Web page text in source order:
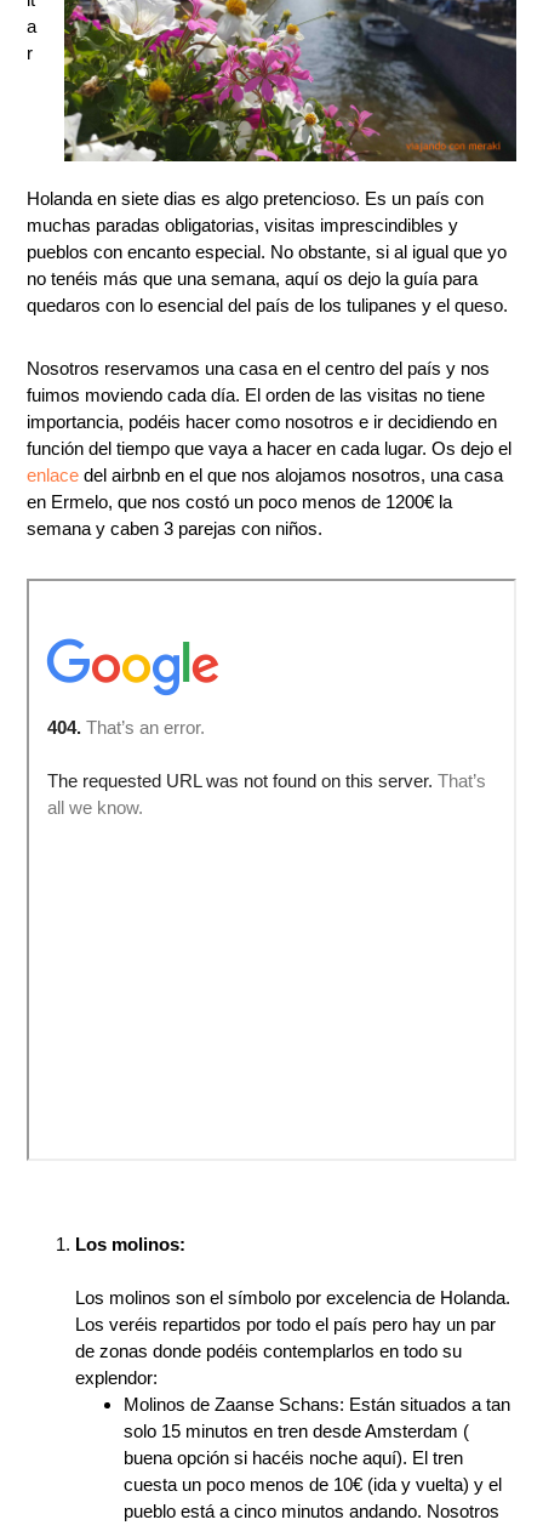
a
r
Holanda en siete dias es algo pretencioso. Es un país con
muchas paradas obligatorias, visitas imprescindibles y
pueblos con encanto especial. No obstante, si al igual que yo
no tenéis más que una semana, aquí os dejo la guía para
quedaros con lo esencial del país de los tulipanes y el queso.
Nosotros reservamos una casa en el centro del país y nos
fuimos moviendo cada día. El orden de las visitas no tiene
importancia, podéis hacer como nosotros e ir decidiendo en
función del tiempo que vaya a hacer en cada lugar. Os dejo el
enlace del airbnb en el que nos alojamos nosotros, una casa
en Ermelo, que nos costó un poco menos de 1200€ la
semana y caben 3 parejas con niños.
Los molinos:
Los molinos son el símbolo por excelencia de Holanda.
Los veréis repartidos por todo el país pero hay un par
de zonas donde podéis contemplarlos en todo su
explendor:
Molinos de Zaanse Schans: Están situados a tan
solo 15 minutos en tren desde Amsterdam (
buena opción si hacéis noche aquí). El tren
cuesta un poco menos de 10€ (ida y vuelta) y el
pueblo está a cinco minutos andando. Nosotros